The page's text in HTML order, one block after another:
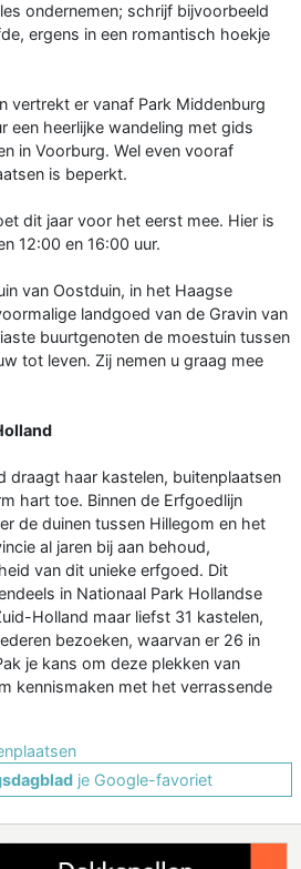
ondernemen; schrijf bijvoorbeeld
ergens in een romantisch hoekje
vertrekt er vanaf Park Middenburg
een heerlijke wandeling met gids
in Voorburg. Wel even vooraf
is beperkt.
dit jaar voor het eerst mee. Hier is
12:00 en 16:00 uur.
van Oostduin, in het Haagse
landgoed van de Gravin van
buurtgenoten de moestuin tussen
tot leven. Zij nemen u graag mee
draagt haar kastelen, buitenplaatsen
hart toe. Binnen de Erfgoedlijn
de duinen tussen Hillegom en het
al jaren bij aan behoud,
van dit unieke erfgoed. Dit
in Nationaal Park Hollandse
Holland maar liefst 31 kastelen,
bezoeken, waarvan er 26 in
je kans om deze plekken van
kennismaken met het verrassende
je Google-favoriet